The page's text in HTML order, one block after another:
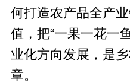
何打造农产品全产
值，把“一果一花一
业化方向发展，是
章。